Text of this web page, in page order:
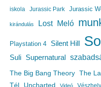
iskola
Jurassic Park Jurassic
kirándulás Lost Meló
Playstation 4 Silent Hill
Suli
Supernatural
The Big Bang Theory The
Tél Uncharted Videó